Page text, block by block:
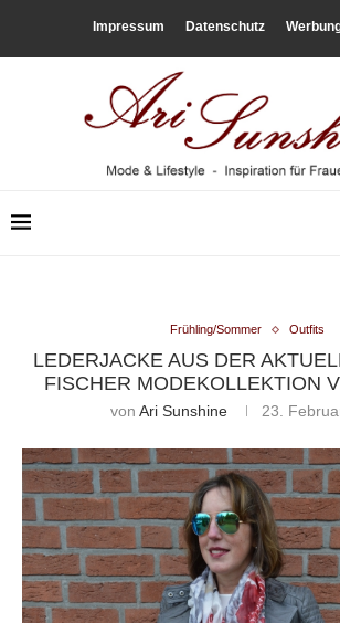
Impressum Datenschutz
Frühling/Sommer Outfits
LEDERJACKE AUS DER
FISCHER MODEKOLLEKTION
von Ari Sunshine 23.